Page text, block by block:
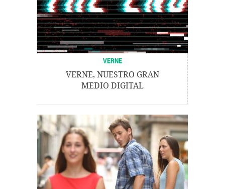
VERNE
VERNE, NUESTRO GRAN
MEDIO DIGITAL